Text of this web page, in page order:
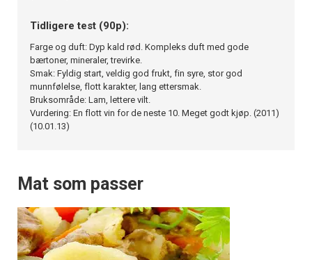
Tidligere test (90p):
Farge og duft: Dyp kald rød. Kompleks duft med gode
bærtoner, mineraler, trevirke.
Smak: Fyldig start, veldig god frukt, fin syre, stor god
munnfølelse, flott karakter, lang ettersmak.
Bruksområde: Lam, lettere vilt.
Vurdering: En flott vin for de neste 10. Meget godt kjøp. (2011)
(10.01.13)
Mat som passer